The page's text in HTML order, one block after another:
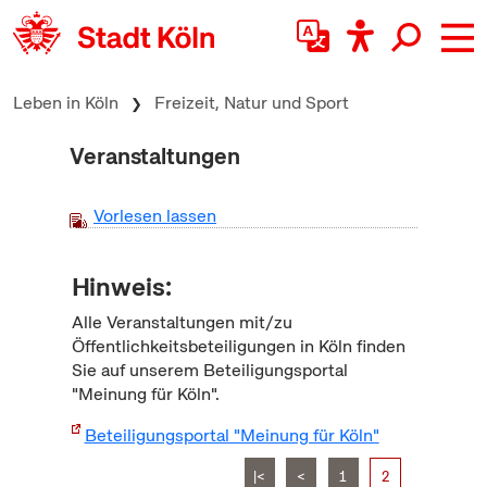
zum Inhalt springen
Leben in Köln Freizeit, Natur und Sport
Veranstaltungen
Vorlesen lassen
Hinweis:
Alle Veranstaltungen mit/zu
Öffentlichkeitsbeteiligungen in Köln finden
Sie auf unserem Beteiligungsportal
"Meinung für Köln".
Beteiligungsportal "Meinung für Köln"
|< < 1 2